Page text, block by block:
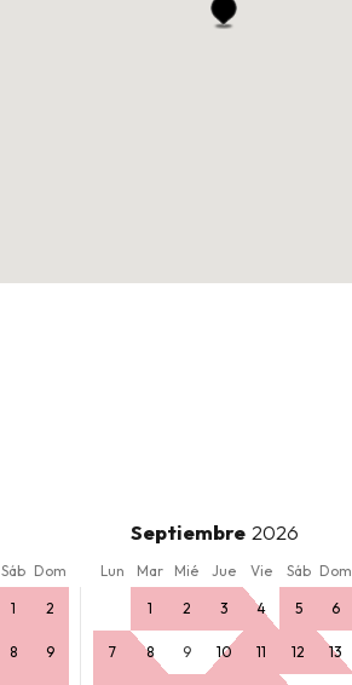
Septiembre
Sáb Dom Lun Mar Mié Jue Vie Sáb Dom
1 2
8 9
1 2 3 4 5 6
7 8 9 10 11 12 13